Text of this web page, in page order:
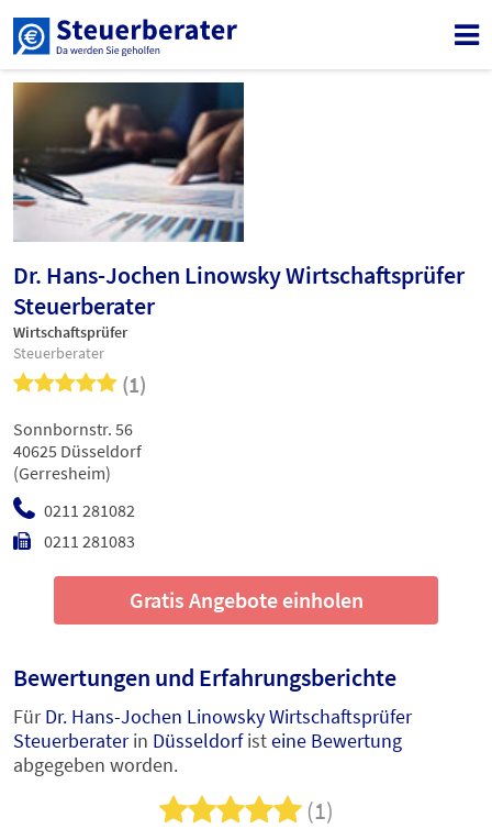
Dr. Hans-Jochen Linowsky Wirtschaftsprüfer
Steuerberater
Wirtschaftsprüfer
Steuerberater
(1)
0211 281082
0211 281083
Sonnbornstr. 56
40625 Düsseldorf
(Gerresheim)
Gratis Angebote einholen
Bewertungen und Erfahrungsberichte
FürDr. Hans-Jochen Linowsky Wirtschaftsprüfer
Steuerberaterin Düsseldorfisteine Bewertung
abgegeben worden.
(1)